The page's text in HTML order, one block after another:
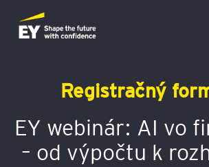
Registračný
EY webinár: AI vo
– od výpočtu k